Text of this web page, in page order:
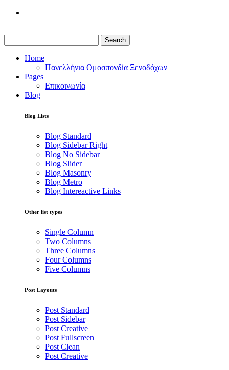
Search
Home
Πανελλήνια Ομοσπονδία Ξενοδόχων
Pages
Επικοινωνία
Blog
Blog Lists
Blog Standard
Blog Sidebar Right
Blog No Sidebar
Blog Slider
Blog Masonry
Blog Metro
Blog Intereactive Links
Other list types
Single Column
Two Columns
Three Columns
Four Columns
Five Columns
Post Layouts
Post Standard
Post Sidebar
Post Creative
Post Fullscreen
Post Clean
Post Creative